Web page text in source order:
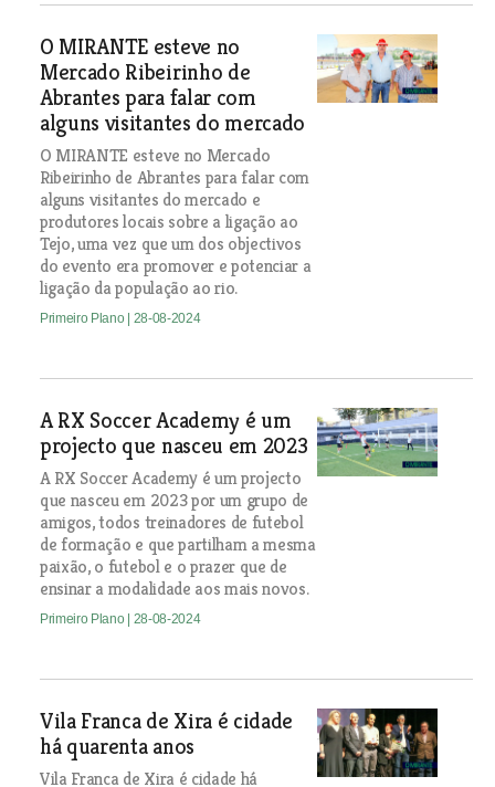
O MIRANTE esteve no
Mercado Ribeirinho de
Abrantes para falar com
alguns visitantes do mercado
O MIRANTE esteve no Mercado
Ribeirinho de Abrantes para falar com
alguns visitantes do mercado e
produtores locais sobre a ligação ao
Tejo, uma vez que um dos objectivos
do evento era promover e potenciar a
ligação da população ao rio.
Primeiro Plano | 28-08-2024
A RX Soccer Academy é um
projecto que nasceu em 2023
A RX Soccer Academy é um projecto
que nasceu em 2023 por um grupo de
amigos, todos treinadores de futebol
de formação e que partilham a mesma
paixão, o futebol e o prazer que de
ensinar a modalidade aos mais novos.
Primeiro Plano | 28-08-2024
Vila Franca de Xira é cidade
há quarenta anos
Vila Franca de Xira é cidade há